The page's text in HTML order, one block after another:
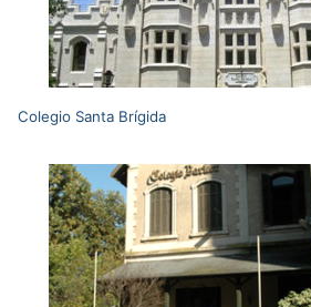
Colegio Santa Brígida